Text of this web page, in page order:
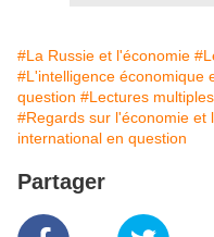
#La Russie et l'économie
#L'intelligence économique
question #Lectures
#Regards sur l'économie et
international en question
Partager